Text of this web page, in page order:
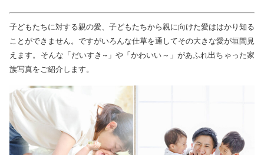
子どもたちに対する親の愛、子どもたちから親に向けた愛ははかり知る
ことができません。ですがいろんな仕草を通してその大きな愛が垣間見
えます。そんな「だいすき~」や「かわいい～」があふれ出ちゃった家
族写真をご紹介します。